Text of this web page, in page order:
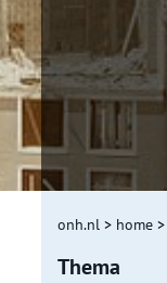
onh.nl > home >
Thema